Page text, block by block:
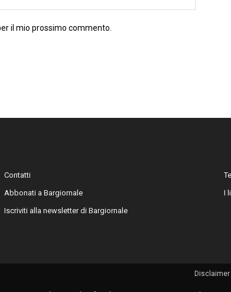
il mio prossimo commento.
Contatti
Abbonati a Bargiornale
Iscriviti alla newsletter di Bargiornale
I